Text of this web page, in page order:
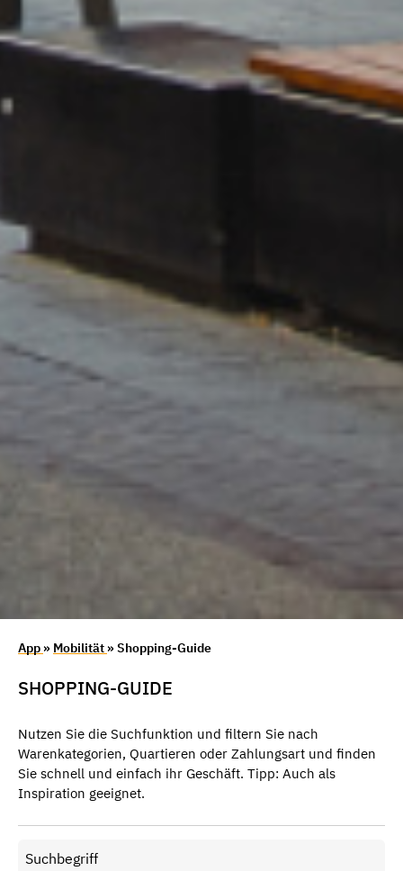
App » Mobilität » Shopping-Guide
SHOPPING-GUIDE
Nutzen Sie die Suchfunktion und filtern Sie nach
Warenkategorien, Quartieren oder Zahlungsart und finden
Sie schnell und einfach ihr Geschäft. Tipp: Auch als
Inspiration geeignet.